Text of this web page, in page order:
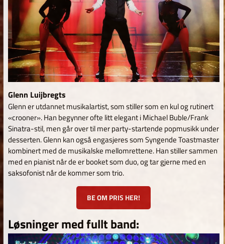
Glenn Luijbregts
Glenn er utdannet musikalartist, som stiller som en kul og rutinert
«crooner». Han begynner ofte litt elegant i Michael Buble/Frank
Sinatra-stil, men går over til mer party-startende popmusikk under
desserten. Glenn kan også engasjeres som Syngende Toastmaster
kombinert med de musikalske mellomrettene. Han stiller sammen
med en pianist når de er booket som duo, og tar gjerne med en
saksofonist når de kommer som trio.
BE OM PRIS HER!
Løsninger med fullt band: